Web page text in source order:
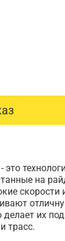
это
на
скорости
делает их
трасс.